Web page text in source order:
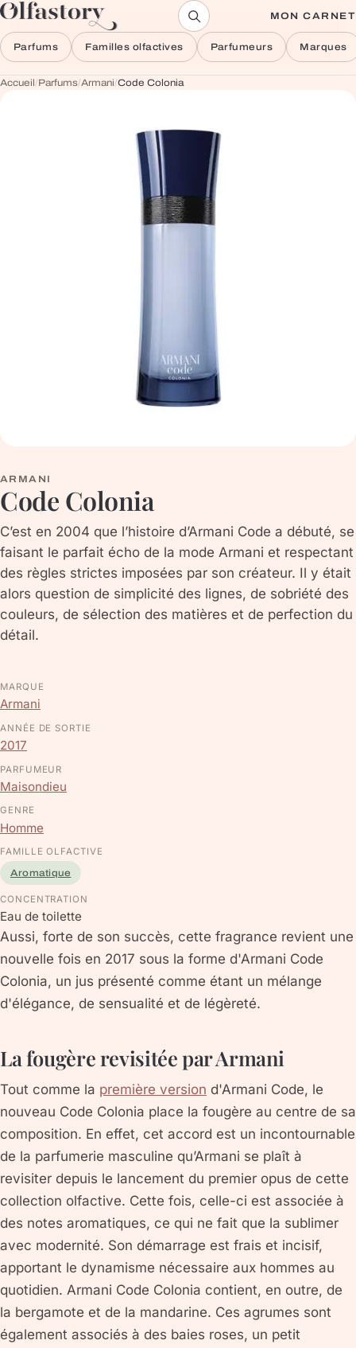
Aller au contenu MON CARNET
Parfums Familles olfactives Parfumeurs Marques
Accueil/Parfums/Armani/Code Colonia
ARMANI
Code Colonia
C’est en 2004 que l’histoire d’Armani Code a débuté, se
faisant le parfait écho de la mode Armani et respectant
des règles strictes imposées par son créateur. Il y était
alors question de simplicité des lignes, de sobriété des
couleurs, de sélection des matières et de perfection du
détail.
MARQUE
Armani
ANNÉE DE SORTIE
2017
PARFUMEUR
Maisondieu
GENRE
Homme
FAMILLE OLFACTIVE
Aromatique
CONCENTRATION
Eau de toilette
Aussi, forte de son succès, cette fragrance revient une
nouvelle fois en 2017 sous la forme d'Armani Code
Colonia, un jus présenté comme étant un mélange
d'élégance, de sensualité et de légèreté.
La fougère revisitée par Armani
Tout comme la première version d'Armani Code, le
nouveau Code Colonia place la fougère au centre de sa
composition. En effet, cet accord est un incontournable
de la parfumerie masculine qu’Armani se plaît à
revisiter depuis le lancement du premier opus de cette
collection olfactive. Cette fois, celle-ci est associée à
des notes aromatiques, ce qui ne fait que la sublimer
avec modernité. Son démarrage est frais et incisif,
apportant le dynamisme nécessaire aux hommes au
quotidien. Armani Code Colonia contient, en outre, de
la bergamote et de la mandarine. Ces agrumes sont
également associés à des baies roses, un petit